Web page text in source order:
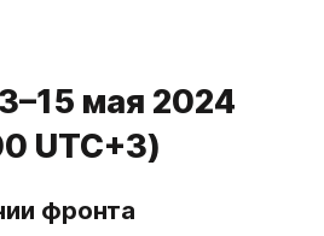
мая 2024
UTC+3)
фронта